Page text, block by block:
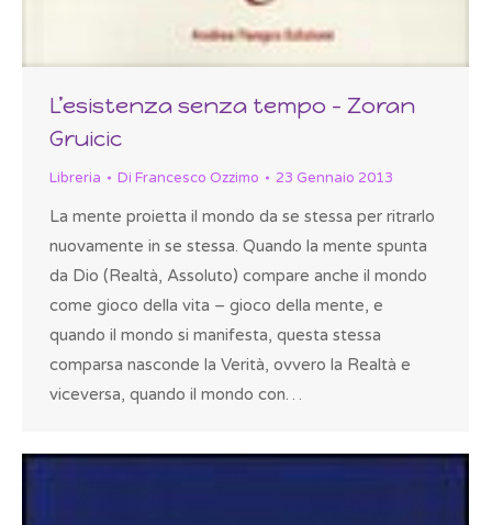
L’esistenza senza tempo – Zoran
Gruicic
Libreria Di Francesco Ozzimo 23 Gennaio 2013
La mente proietta il mondo da se stessa per ritrarlo
nuovamente in se stessa. Quando la mente spunta
da Dio (Realtà, Assoluto) compare anche il mondo
come gioco della vita – gioco della mente, e
quando il mondo si manifesta, questa stessa
comparsa nasconde la Verità, ovvero la Realtà e
viceversa, quando il mondo con…